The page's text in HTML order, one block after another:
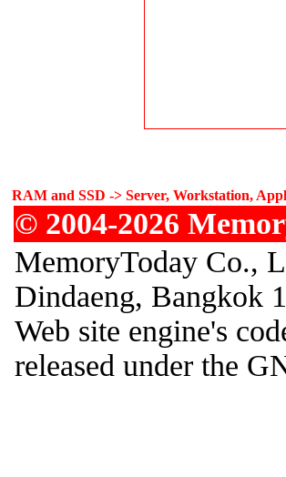
RAM and SSD -> Server, Workstation,
© 2004-2026
MemoryToday Co.,
Dindaeng, Bangkok
Web site engine's
released under the